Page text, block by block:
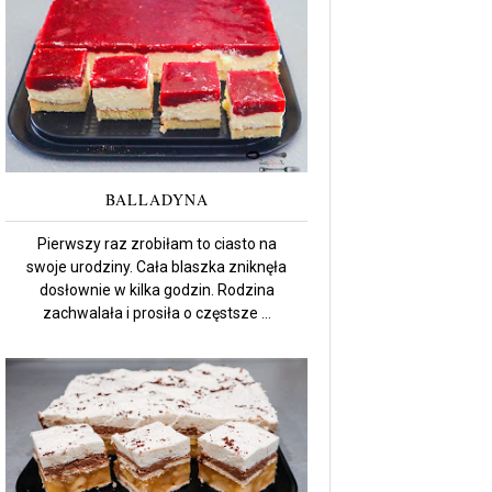
BALLADYNA
Pierwszy raz zrobiłam to ciasto na
swoje urodziny. Cała blaszka zniknęła
dosłownie w kilka godzin. Rodzina
zachwalała i prosiła o częstsze ...